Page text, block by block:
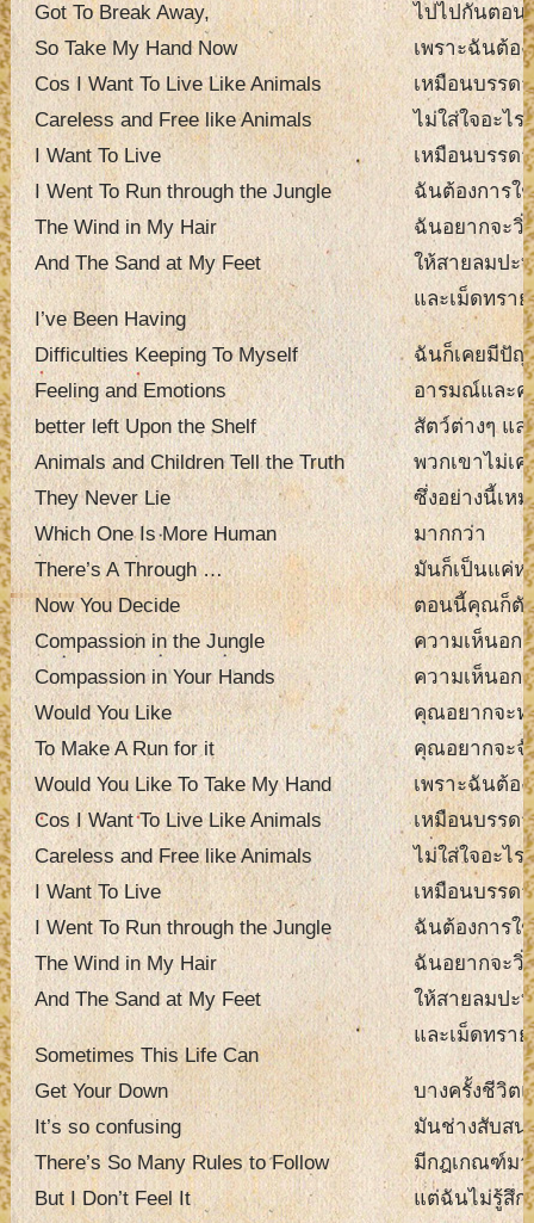
Got To Break Away,
So Take My Hand Now
Cos I Want To Live Like Animals
Careless and Free like Animals
I Want To Live
I Went To Run through the Jungle
The Wind in My Hair
And The Sand at My Feet
I’ve Been Having
Difficulties Keeping To Myself
Feeling and Emotions
better left Upon the Shelf
Animals and Children Tell the Truth
They Never Lie
Which One Is More Human
There’s A Through …
Now You Decide
Compassion in the Jungle
Compassion in Your Hands
Would You Like
To Make A Run for it
Would You Like To Take My Hand
Cos I Want To Live Like Animals
Careless and Free like Animals
I Want To Live
I Went To Run through the Jungle
The Wind in My Hair
And The Sand at My Feet
Sometimes This Life Can
Get Your Down
It’s so confusing
There’s So Many Rules to Follow
But I Don’t Feel It
ไปไปกันตอน
เพราะฉันต้อ
เหมือนบรรด
ไม่ใส่ใจอะไร
เหมือนบรรด
ฉันต้องการใ
ฉันอยากจะวิ่
ให้สายลมปะ
และเม็ดทรา
ฉันก็เคยมีปัญ
อารมณ์และค
สัตว์ต่างๆ แล
พวกเขาไม่เ
ซึ่งอย่างนี้เห
มากกว่า
มันก็เป็นแค่ห
ตอนนี้คุณก็ตัด
ความเห็นอก
ความเห็นอก
คุณอยากจะ
คุณอยากจะ
เพราะฉันต้อ
เหมือนบรรด
ไม่ใส่ใจอะไร
เหมือนบรรด
ฉันต้องการใ
ฉันอยากจะวิ่
ให้สายลมปะ
และเม็ดทรา
บางครั้งชีวิต
มันช่างสับสน
มีกฎเกณฑ์มา
แต่ฉันไม่รู้สึก